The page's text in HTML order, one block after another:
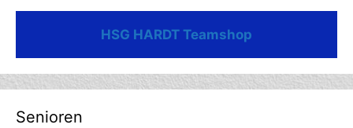
HSG HARDT Teamshop
Senioren